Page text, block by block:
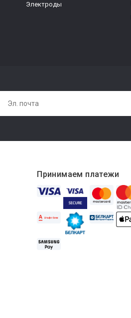
Электроды
Принимаем платежи